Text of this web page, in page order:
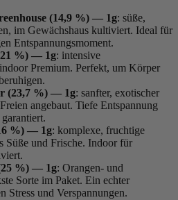
(8 noten)
(14,9 %) — 1g: süße,
im Gewächshaus kultiviert. Ideal für
Entspannungsmoment.
%) — 1g: intensive
Premium. Perfekt, um Körper
(23,7 %) — 1g: sanfter, exotischer
angebaut. Tiefe Entspannung
%) — 1g: komplexe, fruchtige
Süße und Frische. Indoor für
%) — 1g: Orangen- und
Sorte im Paket. Ein echter
Stress und Verspannungen.